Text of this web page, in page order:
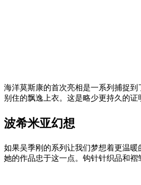
海洋莫斯康的首次亮相是一系列捕捉
别住的飘逸上衣。这是略少更持久的证
波希米亚幻想
如果吴季刚的系列让我们梦想着更温
她的作品忠于这一点。钩针针织品和